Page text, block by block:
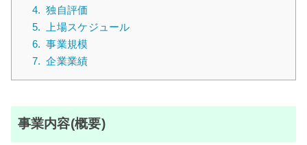
4. 独自評価
5.
上場スケジュール
6. 事業規模
7. 企業業績
事業内容(概要)